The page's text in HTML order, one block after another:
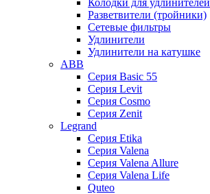
Разветвители (тройники)
Сетевые фильтры
Удлинители
Удлинители на катушке
ABB
Серия Basic 55
Серия Levit
Серия Cosmo
Серия Zenit
Legrand
Серия Etika
Серия Valena
Серия Valena Allure
Серия Valena Life
Quteo